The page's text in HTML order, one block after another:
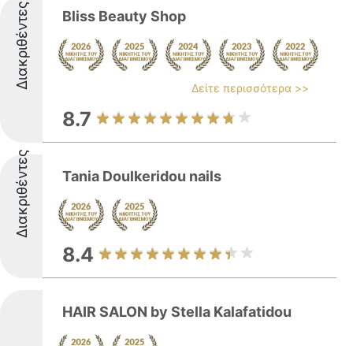
Διακριθέντες Bliss Beauty Shop
Δείτε περισσότερα >>
8.7
Διακριθέντες Tania Doulkeridou nails
8.4
HAIR SALON by Stella Kalafatidou